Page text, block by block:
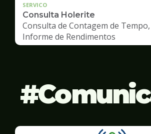
SERVICO
Consulta Holerite
Consulta de Contagem de
Informe de Rendimentos